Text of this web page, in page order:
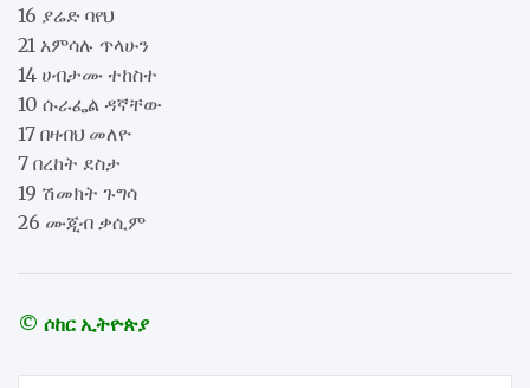
16 ያሬድ ባየህ
21 አምሳሉ ጥላሁን
14 ሀብታሙ ተከስተ
10 ሱራፌል ዳኛቸው
17 በዛብህ መለዮ
7 በረከት ደስታ
19 ሽመክት ጉግሳ
26 ሙጂብ ቃሲም
© ሶከር ኢትዮጵያ